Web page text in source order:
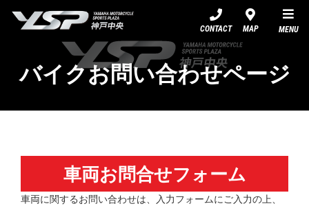
CONTACT MAP MENU
バイクお問い合わせページ
車両お問合せフォーム
車両に関するお問い合わせは、入力フォームにご入力の上、